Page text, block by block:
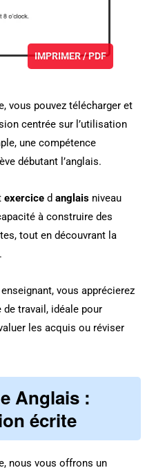
IMPRIMER / PDF
vous pouvez télécharger et
centrée sur l’utilisation
une compétence
débutant l’anglais.
exercice d anglais niveau
à construire des
tout en découvrant la
vous apprécierez
travail, idéale pour
les acquis ou réviser
Anglais :
écrite
nous vous offrons un